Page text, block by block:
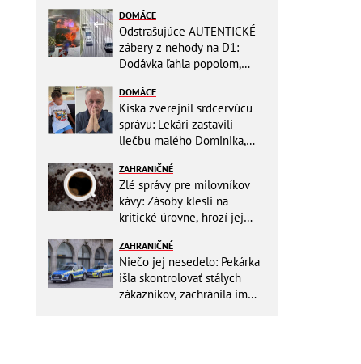
DOMÁCE
Odstrašujúce AUTENTICKÉ
zábery z nehody na D1:
Dodávka ľahla popolom,
zachraňoval vrtuľník
DOMÁCE
Kiska zverejnil srdcervúcu
správu: Lekári zastavili
liečbu malého Dominika,
týždne života
ZAHRANIČNÉ
Zlé správy pre milovníkov
kávy: Zásoby klesli na
kritické úrovne, hrozí jej
ZAHRANIČNÉ
Niečo jej nesedelo: Pekárka
išla skontrolovať stálych
zákazníkov, zachránila im